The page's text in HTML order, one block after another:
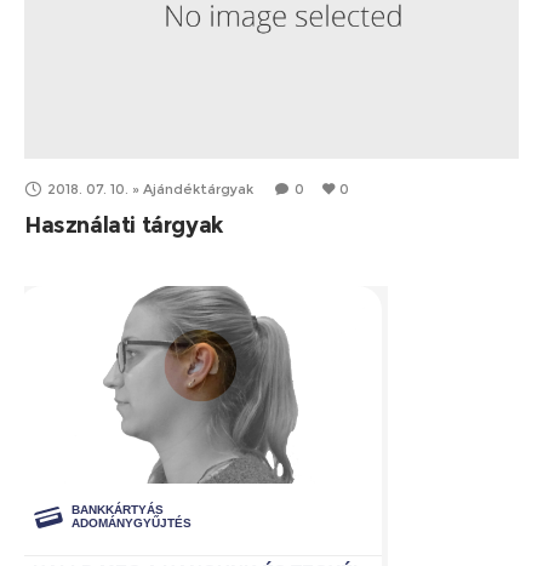
2018. 07. 10. » Ajándéktárgyak 0 0
Használati tárgyak